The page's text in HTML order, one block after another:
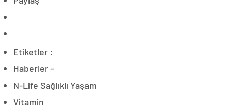
Etiketler :
Haberler –
N-Life Sağlıklı Yaşam
Vitamin